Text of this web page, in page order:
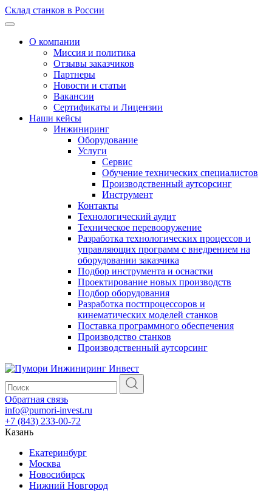
Склад станков в России
О компании
Миссия и политика
Отзывы заказчиков
Партнеры
Новости и статьи
Вакансии
Сертификаты и Лицензии
Наши кейсы
Инжиниринг
Оборудование
Услуги
Сервис
Обучение технических специалистов
Производственный аутсорсинг
Инструмент
Контакты
Технологический аудит
Техническое перевооружение
Разработка технологических процессов и
управляющих программ с внедрением на
оборудовании заказчика
Подбор инструмента и оснастки
Проектирование новых производств
Подбор оборудования
Разработка постпроцессоров и
кинематических моделей станков
Поставка программного обеспечения
Производство станков
Производственный аутсорсинг
Обратная связь
info@pumori-invest.ru
+7 (843) 233-00-72
Казань
Екатеринбург
Москва
Новосибирск
Нижний Новгород